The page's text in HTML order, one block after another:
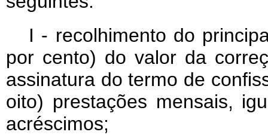
I - recolhimento do
por cento) do valor da
assinatura do termo de
oito) prestações mensais,
acréscimos;